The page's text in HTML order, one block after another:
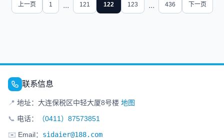
上一页 1 ... 121 122 123 ... 436 下一页
联系信息
📍 地址：大连保税区中轻大厦8号楼 地图
📞 电话：
（0411）87573851
✉️ Email： sidaier@188.com